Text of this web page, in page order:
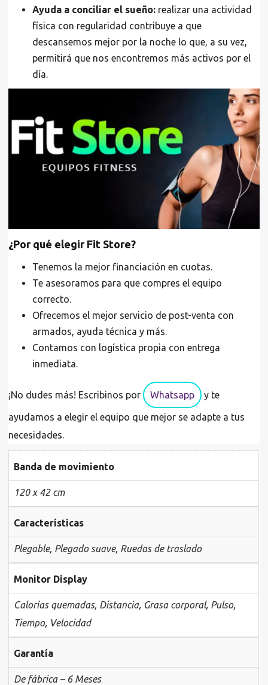
Ayuda a conciliar el sueño: realizar una actividad
física con regularidad contribuye a que
descansemos mejor por la noche lo que, a su vez,
permitirá que nos encontremos más activos por el
día.
¿Por qué elegir Fit Store?
Tenemos la mejor financiación en cuotas.
Te asesoramos para que compres el equipo
correcto.
Ofrecemos el mejor servicio de post-venta con
armados, ayuda técnica y más.
Contamos con logística propia con entrega
inmediata.
¡No dudes más! Escribinos por Whatsapp y te
ayudamos a elegir el equipo que mejor se adapte a tus
necesidades.
Banda de movimiento
120 x 42 cm
Características
Plegable, Plegado suave, Ruedas de traslado
Monitor Display
Calorías quemadas, Distancia, Grasa corporal, Pulso,
Tiempo, Velocidad
Garantía
De fábrica – 6 Meses